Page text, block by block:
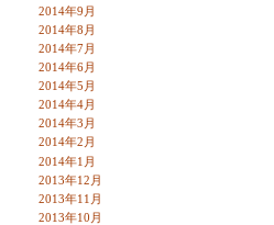
2014年9月
2014年8月
2014年7月
2014年6月
2014年5月
2014年4月
2014年3月
2014年2月
2014年1月
2013年12月
2013年11月
2013年10月